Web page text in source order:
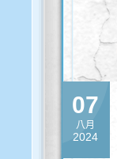
07
八月
2024